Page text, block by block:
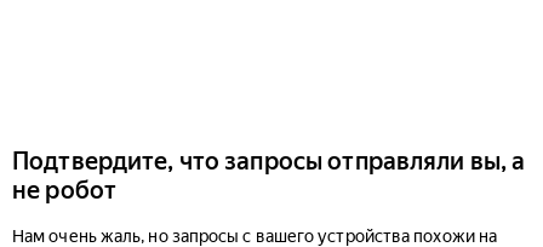
Подтвердите, что запросы отправляли вы, а
не робот
Нам очень жаль, но запросы с вашего устройства похожи на